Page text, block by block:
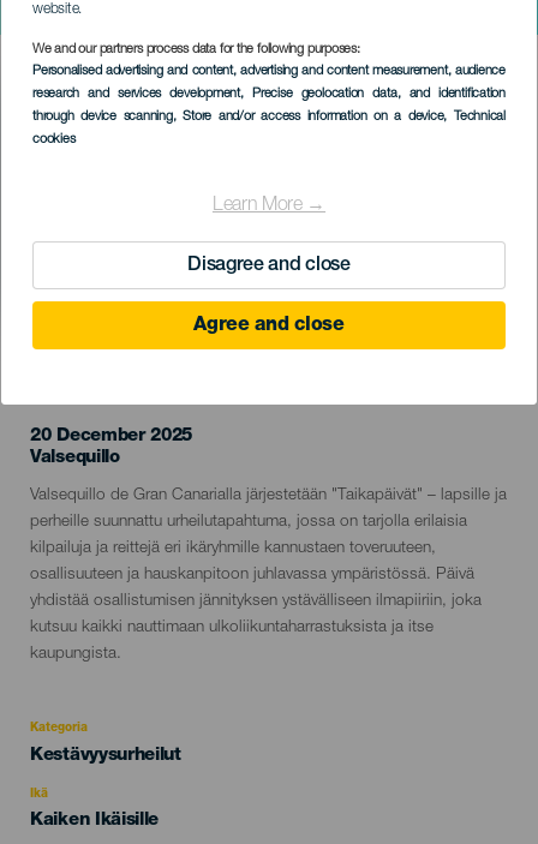
website.
We and our partners process data for the following purposes:
Personalised advertising and content, advertising and content measurement, audience
research and services development, Precise geolocation data, and identification
through device scanning, Store and/or access information on a device, Technical
cookies
Learn More →
Disagree and close
Agree and close
Taikapäivä
Imagen
Listado
20 December 2025
Localidad
Valsequillo
Descripción
del
evento
Valsequillo de Gran Canarialla järjestetään "Taikapäivät" – lapsille ja
perheille suunnattu urheilutapahtuma, jossa on tarjolla erilaisia
kilpailuja ja reittejä eri ikäryhmille kannustaen toveruuteen,
osallisuuteen ja hauskanpitoon juhlavassa ympäristössä. Päivä
yhdistää osallistumisen jännityksen ystävälliseen ilmapiiriin, joka
kutsuu kaikki nauttimaan ulkoliikuntaharrastuksista ja itse
kaupungista.
Kategoria
Categoría
evento
Kestävyysurheilut
Ikä
Edad
Kaiken Ikäisille